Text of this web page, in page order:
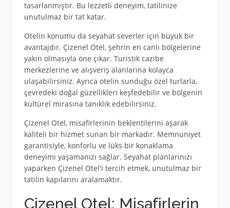
tasarlanmıştır. Bu lezzetli deneyim, tatilinize
unutulmaz bir tat katar.
Otelin konumu da seyahat severler için büyük bir
avantajdır. Çizenel Otel, şehrin en canlı bölgelerine
yakın olmasıyla öne çıkar. Turistik cazibe
merkezlerine ve alışveriş alanlarına kolayca
ulaşabilirsiniz. Ayrıca otelin sunduğu özel turlarla,
çevredeki doğal güzellikleri keşfedebilir ve bölgenin
kültürel mirasına tanıklık edebilirsiniz.
Çizenel Otel, misafirlerinin beklentilerini aşarak
kaliteli bir hizmet sunan bir markadır. Memnuniyet
garantisiyle, konforlu ve lüks bir konaklama
deneyimi yaşamanızı sağlar. Seyahat planlarınızı
yaparken Çizenel Otel'i tercih etmek, unutulmaz bir
tatilin kapılarını aralamaktır.
Çizenel Otel: Misafirlerin